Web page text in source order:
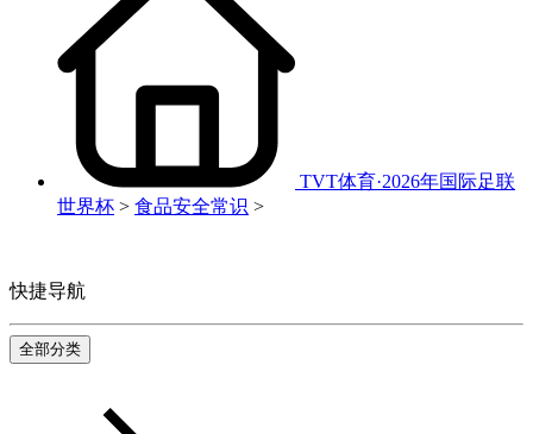
TVT体育·2026年国际足联
世界杯 > 食品安全常识 >
快捷导航
全部分类